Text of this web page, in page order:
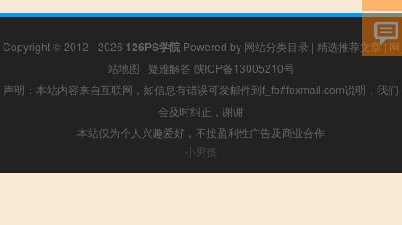
Copyright © 2012 - 2026 126PS学院Powered by 网站分类目录 | 精选推荐文章| 网
站地图 | 疑难解答 陕ICP备13005210号
声明：本站内容来自互联网，如信息有错误可发邮件到f_fb#foxmail.com说明，我们
会及时纠正，谢谢
本站仅为个人兴趣爱好，不接盈利性广告及商业合作
小男孩